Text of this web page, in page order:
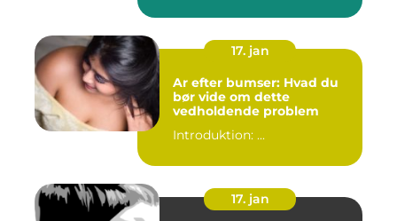
17. jan
Ar efter bumser: Hvad du
bør vide om dette
vedholdende problem
Introduktion: ...
17. jan